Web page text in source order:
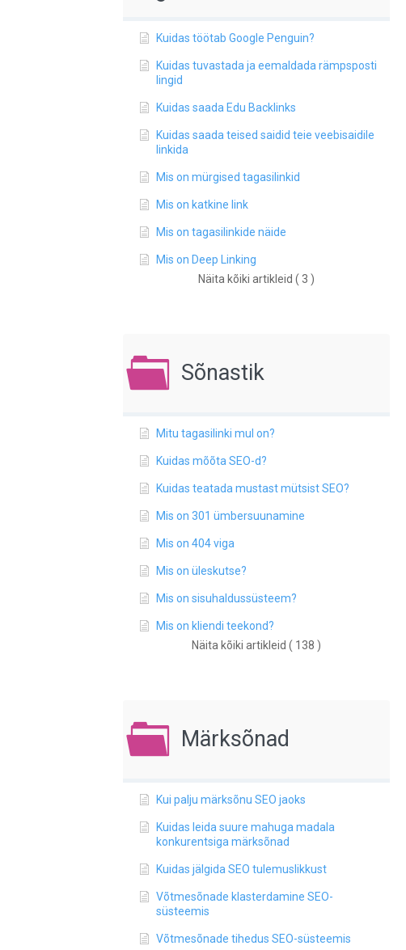
Kuidas töötab Google Penguin?
Kuidas tuvastada ja eemaldada rämpsposti
lingid
Kuidas saada Edu Backlinks
Kuidas saada teised saidid teie veebisaidile
linkida
Mis on mürgised tagasilinkid
Mis on katkine link
Mis on tagasilinkide näide
Mis on Deep Linking
Näita kõiki artikleid ( 3 )
Sõnastik
Mitu tagasilinki mul on?
Kuidas mõõta SEO-d?
Kuidas teatada mustast mütsist SEO?
Mis on 301 ümbersuunamine
Mis on 404 viga
Mis on üleskutse?
Mis on sisuhaldussüsteem?
Mis on kliendi teekond?
Näita kõiki artikleid ( 138 )
Märksõnad
Kui palju märksõnu SEO jaoks
Kuidas leida suure mahuga madala
konkurentsiga märksõnad
Kuidas jälgida SEO tulemuslikkust
Võtmesõnade klasterdamine SEO-
süsteemis
Võtmesõnade tihedus SEO-süsteemis